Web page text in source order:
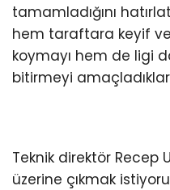
tamamladığını
hem taraftara keyif
koymayı hem de ligi
bitirmeyi
Teknik direktör Recep
üzerine çıkmak